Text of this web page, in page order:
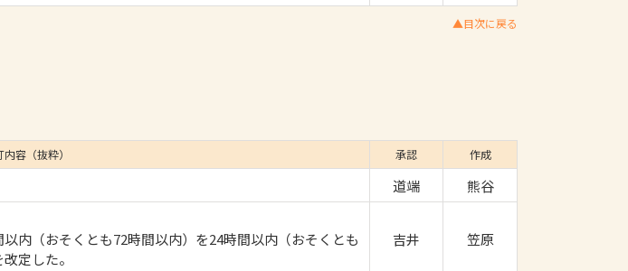
▲目次に戻る
内容（抜粋） 承認 作成
道端 熊谷
内（おそくとも72時間以内）を24時間以内（おそくとも
定した。
吉井 笠原